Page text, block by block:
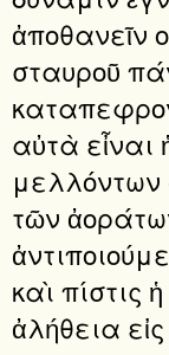
ἀποθανεῖν
σταυροῦ
αὐτὰ
μελλόντων
τῶν
καὶ πίστις
ἀλήθεια